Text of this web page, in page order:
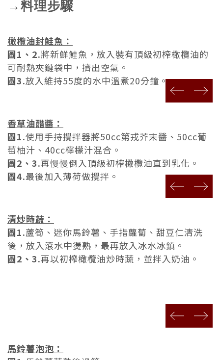
→料理步驟
橄欖油封鮭魚：
圖1、2.將新鮮鮭魚，放入裝有頂級初榨橄欖油的
可耐熱夾鏈袋中，擠出空氣。
圖3.放入維持55度的水中溫煮20分鐘。
prev next
香草油醋醬：
圖1.使用手持攪拌器將50cc第戎芥末醬、50cc葡
萄柚汁、40cc檸檬汁混合。
圖2、3.再慢慢倒入頂級初榨橄欖油直到乳化。
圖4.最後加入薄荷做攪拌。
prev next
清炒時蔬：
圖1.蘆筍、迷你馬鈴薯、手指蘿蔔、甜豆仁清洗
後，放入滾水中燙熟，最再放入冰水冰鎮。
圖2、3.再以初榨橄欖油炒時蔬，並拌入奶油。
prev next
馬鈴薯泡泡：